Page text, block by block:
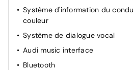
Assistant de démarrage en côte
Système d'information du
couleur
Système de dialogue vocal
Audi music interface
Bluetooth